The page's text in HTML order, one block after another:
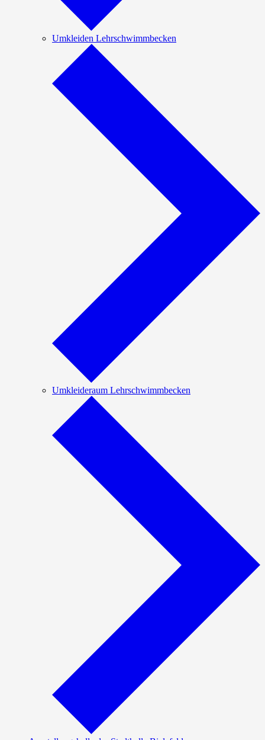
Umkleiden Lehrschwimmbecken
Umkleideraum Lehrschwimmbecken